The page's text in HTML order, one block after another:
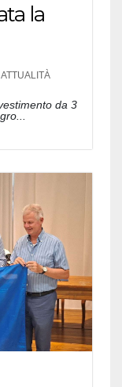
la
ATTUALITÀ
da 3